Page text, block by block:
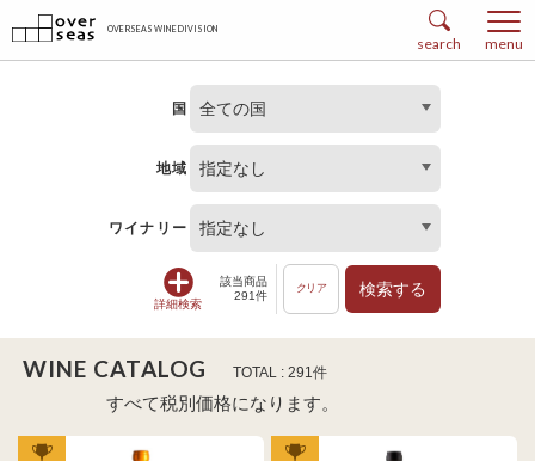
OVERSEAS WINE DIVISION
search menu
国 全ての国
地域 指定なし
ワイナリー 指定なし
詳細検索
該当商品
291件
クリア 検索する
WINE CATALOG TOTAL : 291件
すべて税別価格になります。